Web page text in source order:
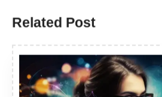
Related Post